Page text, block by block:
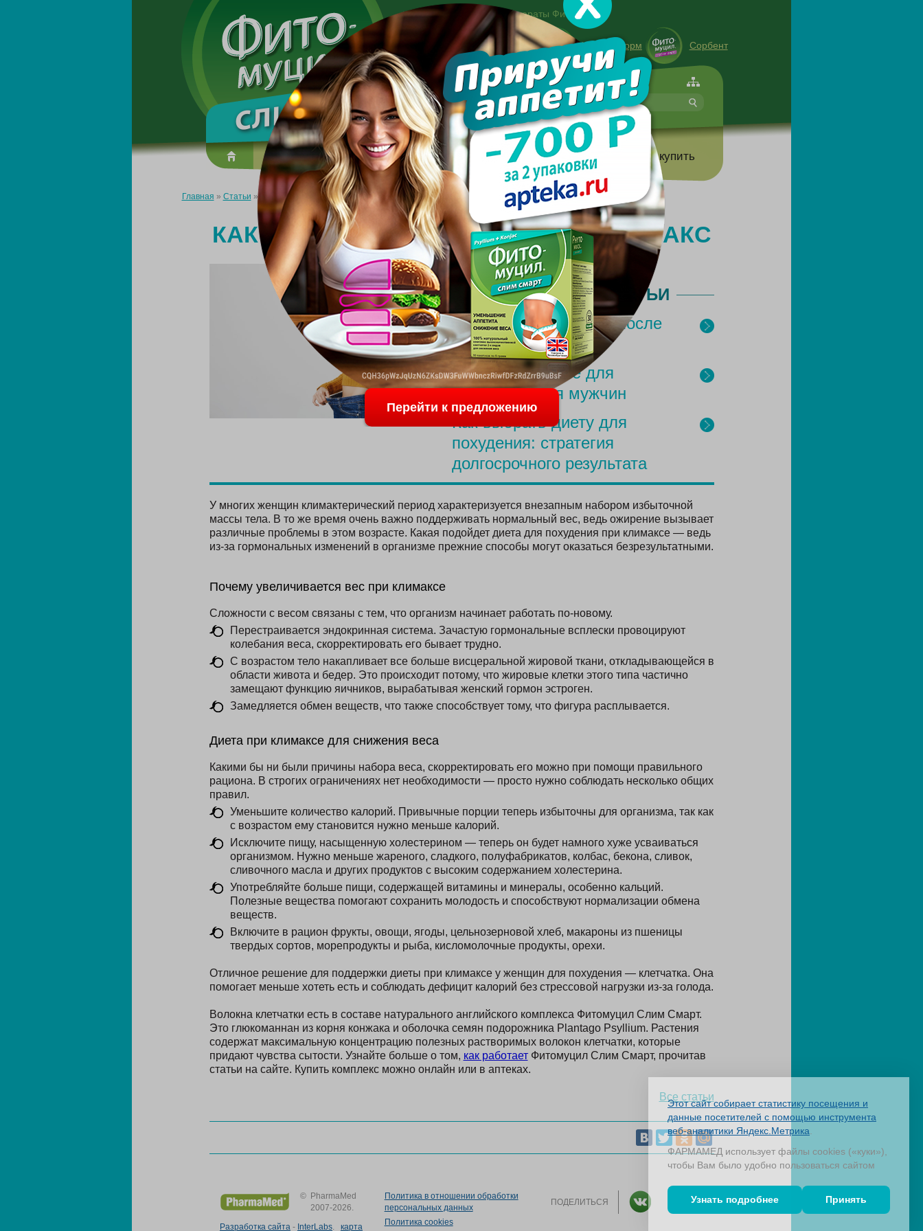
Другие препараты Фитомуцил:
Норм Холестенорм Сорбент
форте
Made in the UK
Консультация специалиста:
+7 495 744-06-27
О препарате Усиль эффект Полезно знать Вопрос-ответ Где купить
Главная » Статьи »Как похудеть, если начался климакс
КАК ПОХУДЕТЬ, ЕСЛИ НАЧАЛСЯ КЛИМАКС
ПОСЛЕДНИЕ СТАТЬИ
Меню для похудения после
родов
Простое питание для
похудения для мужчин
Как выбрать диету для
похудения: стратегия
долгосрочного результата
У многих женщин климактерический период характеризуется внезапным набором избыточной
массы тела. В то же время очень важно поддерживать нормальный вес, ведь ожирение вызывает
различные проблемы в этом возрасте. Какая подойдет диета для похудения при климаксе — ведь
из-за гормональных изменений в организме прежние способы могут оказаться безрезультатными.
Почему увеличивается вес при климаксе
Сложности с весом связаны с тем, что организм начинает работать по-новому.
Перестраивается эндокринная система. Зачастую гормональные всплески провоцируют
колебания веса, скорректировать его бывает трудно.
С возрастом тело накапливает все больше висцеральной жировой ткани, откладывающейся в
области живота и бедер. Это происходит потому, что жировые клетки этого типа частично
замещают функцию яичников, вырабатывая женский гормон эстроген.
Замедляется обмен веществ, что также способствует тому, что фигура расплывается.
Диета при климаксе для снижения веса
Какими бы ни были причины набора веса, скорректировать его можно при помощи правильного
рациона. В строгих ограничениях нет необходимости — просто нужно соблюдать несколько общих
правил.
Уменьшите количество калорий. Привычные порции теперь избыточны для организма, так как
с возрастом ему становится нужно меньше калорий.
Исключите пищу, насыщенную холестерином — теперь он будет намного хуже усваиваться
организмом. Нужно меньше жареного, сладкого, полуфабрикатов, колбас, бекона, сливок,
сливочного масла и других продуктов с высоким содержанием холестерина.
Употребляйте больше пищи, содержащей витамины и минералы, особенно кальций.
Полезные вещества помогают сохранить молодость и способствуют нормализации обмена
веществ.
Включите в рацион фрукты, овощи, ягоды, цельнозерновой хлеб, макароны из пшеницы
твердых сортов, морепродукты и рыба, кисломолочные продукты, орехи.
Отличное решение для поддержки диеты при климаксе у женщин для похудения — клетчатка. Она
помогает меньше хотеть есть и соблюдать дефицит калорий без стрессовой нагрузки из-за голода.
Волокна клетчатки есть в составе натурального английского комплекса Фитомуцил Слим Смарт.
Это глюкоманнан из корня конжака и оболочка семян подорожника Plantago Psyllium. Растения
содержат максимальную концентрацию полезных растворимых волокон клетчатки, которые
придают чувства сытости. Узнайте больше о том, как работаетФитомуцил Слим Смарт, прочитав
статьи на сайте. Купить комплекс можно онлайн или в аптеках.
Все статьи
Перейти к предложению
Этот сайт собирает статистику посещения и
данные посетителей с помощью инструмента
веб-аналитики Яндекс.Метрика
ФАРМАМЕД использует файлы cookies («куки»),
чтобы Вам было удобно пользоваться сайтом
Узнать подробнее Принять
© PharmaMed
2007-2026.
Разработка сайта- InterLabs. карта
Политика в отношении обработки
персональных данных
Политика cookies
ПОДЕЛИТЬСЯ